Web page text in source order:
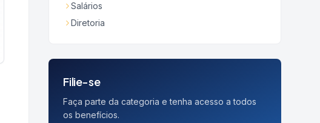
Salários
Diretoria
Filie-se
Faça parte da categoria e tenha acesso a todos
os benefícios.